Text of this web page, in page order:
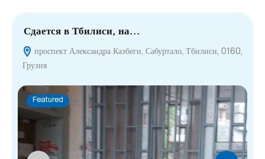
Сдается в Тбилиси, на…
проспект Александра Казбеги, Сабуртало, Тбилиси, 0160,
Грузия
Featured